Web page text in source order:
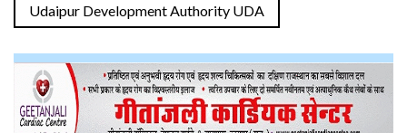
Udaipur Development Authority UDA